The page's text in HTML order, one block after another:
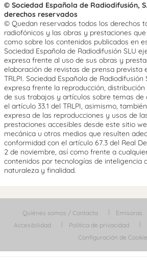
© Sociedad Española de Radiodifusión,
derechos reservados
© Quedan reservados todos los derechos
radiofónicos y las obras y prestaciones
como sobre los contenidos publicados en
Sociedad Española de Radiodifusión SLU
expresa frente al uso de sus obras y
elaboración de revistas de prensa prevista
TRLPI. Sociedad Española de
expresa frente la reproducción,
de sus trabajos y artículos sobre temas de
el artículo 33.1 del TRLPI, asimismo,
expresa de las reproducciones y usos de
prestaciones accesibles desde este sitio
mecánica u otros medios que resulten
conformidad con el artículo 67.3 del Real
2 de noviembre, así como frente a
contenidos por tecnologías de inteligencia
naturaleza y finalidad.
Quiénes somos / Contacta Emisoras
Accesibilidad
Política de privacidad
Configuración de